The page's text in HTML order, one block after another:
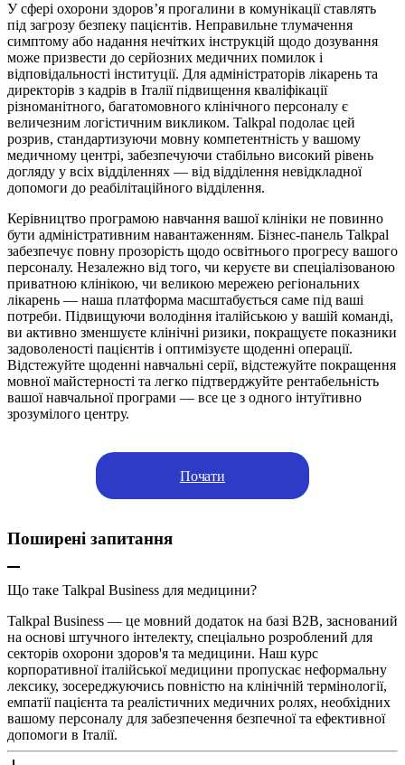
У сфері охорони здоров’я прогалини в комунікації ставлять
під загрозу безпеку пацієнтів. Неправильне тлумачення
симптому або надання нечітких інструкцій щодо дозування
може призвести до серйозних медичних помилок і
відповідальності інституції. Для адміністраторів лікарень та
директорів з кадрів в Італії підвищення кваліфікації
різноманітного, багатомовного клінічного персоналу є
величезним логістичним викликом. Talkpal подолає цей
розрив, стандартизуючи мовну компетентність у вашому
медичному центрі, забезпечуючи стабільно високий рівень
догляду у всіх відділеннях — від відділення невідкладної
допомоги до реабілітаційного відділення.
Керівництво програмою навчання вашої клініки не повинно
бути адміністративним навантаженням. Бізнес-панель Talkpal
забезпечує повну прозорість щодо освітнього прогресу вашого
персоналу. Незалежно від того, чи керуєте ви спеціалізованою
приватною клінікою, чи великою мережею регіональних
лікарень — наша платформа масштабується саме під ваші
потреби. Підвищуючи володіння італійською у вашій команді,
ви активно зменшуєте клінічні ризики, покращуєте показники
задоволеності пацієнтів і оптимізуєте щоденні операції.
Відстежуйте щоденні навчальні серії, відстежуйте покращення
мовної майстерності та легко підтверджуйте рентабельність
вашої навчальної програми — все це з одного інтуїтивно
зрозумілого центру.
Почати
Поширені запитання
Що таке Talkpal Business для медицини?
Talkpal Business — це мовний додаток на базі B2B, заснований
на основі штучного інтелекту, спеціально розроблений для
секторів охорони здоров'я та медицини. Наш курс
корпоративної італійської медицини пропускає неформальну
лексику, зосереджуючись повністю на клінічній термінології,
емпатії пацієнта та реалістичних медичних ролях, необхідних
вашому персоналу для забезпечення безпечної та ефективної
допомоги в Італії.